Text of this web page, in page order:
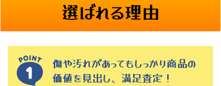
選ばれる理由
傷や汚れがあってもしっかり商品の
価値を見出し、満足査定！